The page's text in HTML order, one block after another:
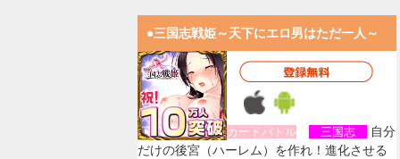
●三国志戦姫～天下にエロ男はただ一人～
カードバトル 三国志
自分
だけの後宮（ハーレム）を作れ！進化させる